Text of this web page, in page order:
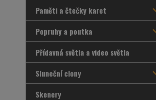
Paměti a čtečky karet
Popruhy a poutka
Přídavná světla a video světla
Sluneční clony
Skenery